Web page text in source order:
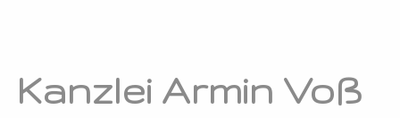
Kanzlei Armin Voß